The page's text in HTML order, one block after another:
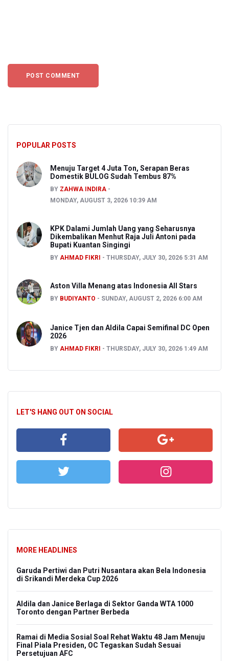
POPULAR POSTS
Menuju Target 4 Juta Ton, Serapan Beras
Domestik BULOG Sudah Tembus 87%
BY ZAHWA INDIRA
MONDAY, AUGUST 3, 2026 10:39 AM
KPK Dalami Jumlah Uang yang Seharusnya
Dikembalikan Menhut Raja Juli Antoni pada
Bupati Kuantan Singingi
BY AHMAD FIKRI THURSDAY, JULY 30, 2026 5:31 AM
Aston Villa Menang atas Indonesia All Stars
BY BUDIYANTO SUNDAY, AUGUST 2, 2026 6:00 AM
Janice Tjen dan Aldila Capai Semifinal DC Open
2026
BY AHMAD FIKRI THURSDAY, JULY 30, 2026 1:49 AM
LET'S HANG OUT ON SOCIAL
MORE HEADLINES
Garuda Pertiwi dan Putri Nusantara akan Bela Indonesia
di Srikandi Merdeka Cup 2026
Aldila dan Janice Berlaga di Sektor Ganda WTA 1000
Toronto dengan Partner Berbeda
Ramai di Media Sosial Soal Rehat Waktu 48 Jam Menuju
Final Piala Presiden, OC Tegaskan Sudah Sesuai
Persetujuan AFC